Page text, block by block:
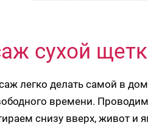
сухой
легко делать самой в
времени.
снизу вверх, живот и